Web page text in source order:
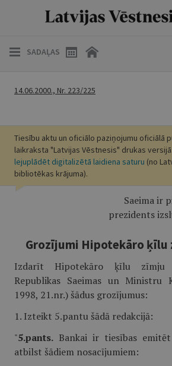
SADAĻAS
14.06.2000., Nr. 223/225
Tiesību aktu un oficiālo paziņojumu oficiālā
laikraksta "Latvijas Vēstnesis" drukas
lejuplādēt digitalizētā laidiena saturu (no
bibliotēkas krājuma).
Saeima ir
prezidents
Grozījumi Hipotekāro ķīlu
Izdarīt Hipotekāro ķīlu zīmju
Republikas Saeimas un Ministru
1998, 21.nr.) šādus grozījumus:
1. Izteikt 5.pantu šādā redakcijā:
"5.pants. Bankai ir tiesības
atbilst šādiem nosacījumiem: